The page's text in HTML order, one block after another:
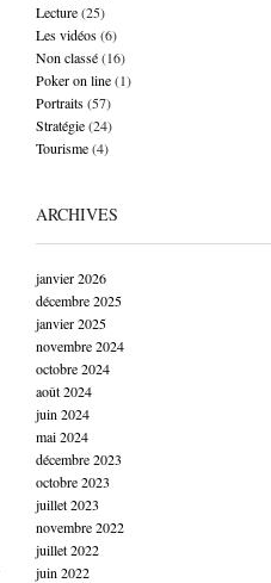
Lecture(25)
Les vidéos(6)
Non classé(16)
Poker on line(1)
Portraits(57)
Stratégie(24)
Tourisme(4)
ARCHIVES
janvier 2026
décembre 2025
janvier 2025
novembre 2024
octobre 2024
août 2024
juin 2024
mai 2024
décembre 2023
octobre 2023
juillet 2023
novembre 2022
juillet 2022
juin 2022